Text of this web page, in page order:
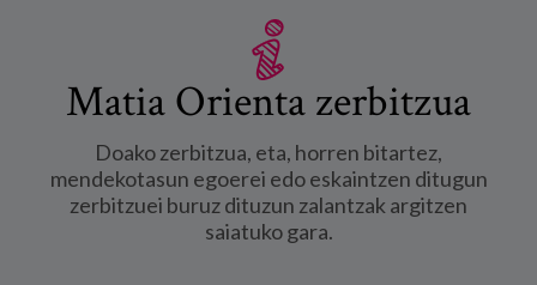
Matia Orienta zerbitzua
Doako zerbitzua, eta, horren bitartez,
mendekotasun egoerei edo eskaintzen ditugun
zerbitzuei buruz dituzun zalantzak argitzen
saiatuko gara.